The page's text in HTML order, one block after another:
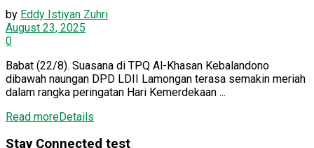
by Eddy Istiyan Zuhri
August 23, 2025
0
Babat (22/8). Suasana di TPQ Al-Khasan Kebalandono
dibawah naungan DPD LDII Lamongan terasa semakin meriah
dalam rangka peringatan Hari Kemerdekaan ...
Read moreDetails
Stay Connected test